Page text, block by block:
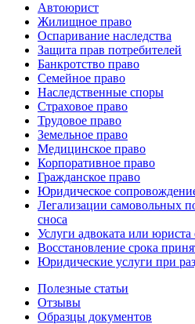
Автоюрист
Жилищное право
Оспаривание наследства
Защита прав потребителей
Банкротство право
Семейное право
Наследственные споры
Страховое право
Трудовое право
Земельное право
Медицинское право
Корпоративное право
Гражданское право
Юридическое
Легализации самовольных
сноса
Услуги адвоката или юриста
Восстановление срока
Юридические услуги при
Полезные статьи
Отзывы
Образцы документов